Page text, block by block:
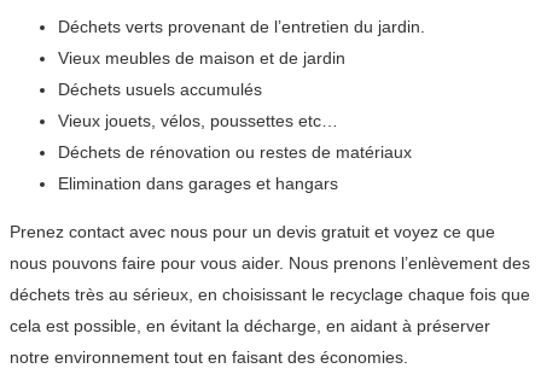
Déchets verts provenant de l’entretien du jardin.
Vieux meubles de maison et de jardin
Déchets usuels accumulés
Vieux jouets, vélos, poussettes etc…
Déchets de rénovation ou restes de matériaux
Elimination dans garages et hangars
Prenez contact avec nous pour un devis gratuit et voyez ce que
nous pouvons faire pour vous aider. Nous prenons l’enlèvement des
déchets très au sérieux, en choisissant le recyclage chaque fois que
cela est possible, en évitant la décharge, en aidant à préserver
notre environnement tout en faisant des économies.